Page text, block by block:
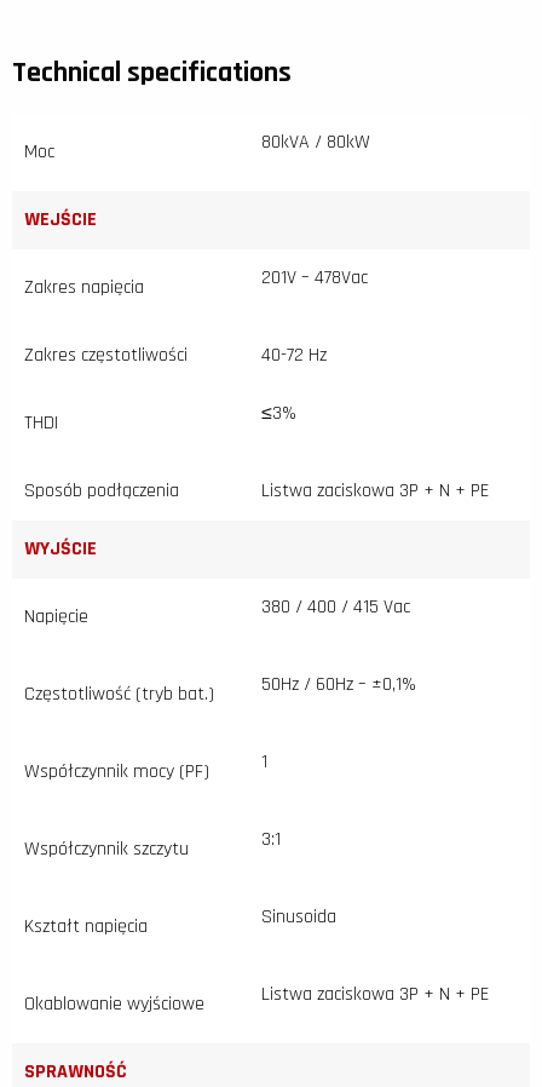
Technical specifications
Moc 80kVA / 80kW
WEJŚCIE
Zakres napięcia 201V – 478Vac
Zakres częstotliwości 40-72 Hz
THDI ≤3%
Sposób podłączenia Listwa zaciskowa 3P + N + PE
WYJŚCIE
Napięcie 380 / 400 / 415 Vac
Częstotliwość (tryb bat.) 50Hz / 60Hz – ±0,1%
Współczynnik mocy (PF) 1
Współczynnik szczytu 3:1
Kształt napięcia Sinusoida
Okablowanie wyjściowe Listwa zaciskowa 3P + N + PE
SPRAWNOŚĆ